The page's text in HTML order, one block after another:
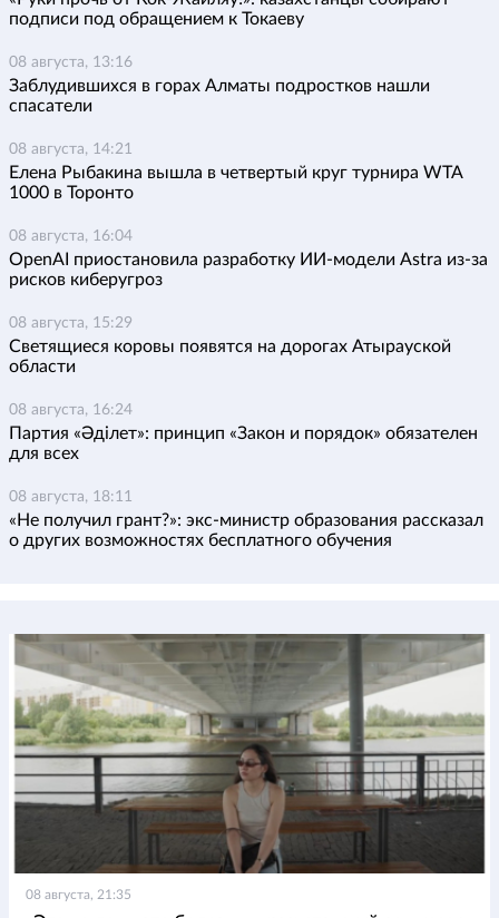
подписи под обращением к Токаеву
08 августа, 13:16
Заблудившихся в горах Алматы подростков нашли
спасатели
08 августа, 14:21
Елена Рыбакина вышла в четвертый круг турнира WTA
1000 в Торонто
08 августа, 16:04
OpenAI приостановила разработку ИИ-модели Astra из-за
рисков киберугроз
08 августа, 15:29
Светящиеся коровы появятся на дорогах Атырауской
области
08 августа, 16:24
Партия «Әділет»: принцип «Закон и порядок» обязателен
для всех
08 августа, 18:11
«Не получил грант?»: экс-министр образования рассказал
о других возможностях бесплатного обучения
08 августа, 21:35